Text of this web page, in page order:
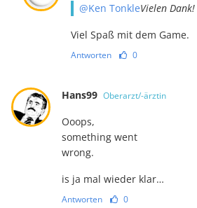
@Ken TonkleVielen Dank!
Viel Spaß mit dem Game.
Antworten 0
Hans99 Oberarzt/-ärztin
Ooops,
something went
wrong.
is ja mal wieder klar…
Antworten 0